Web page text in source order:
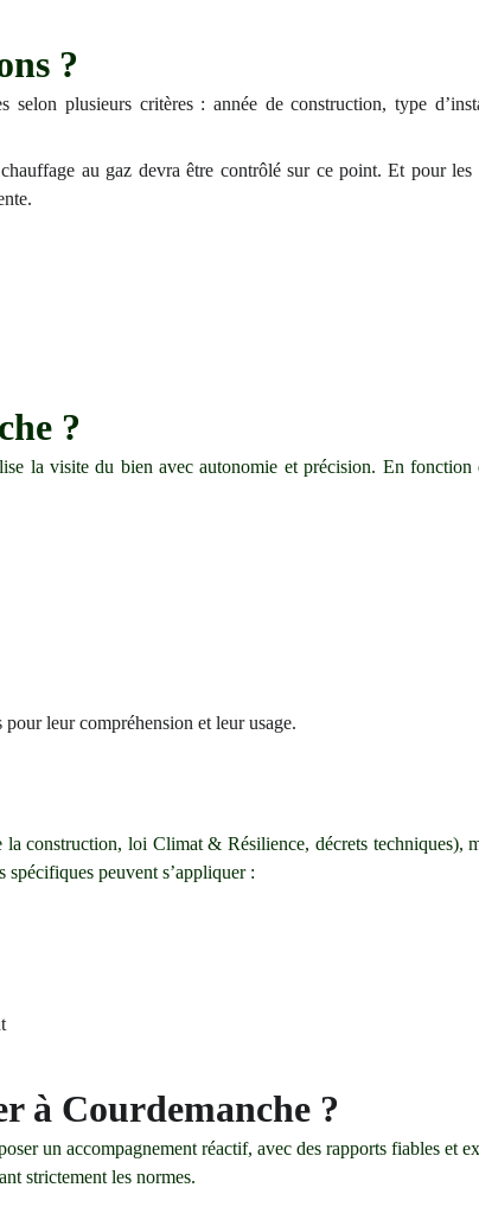
?
plusieurs critères : année de construction, type
au gaz devra être contrôlé sur ce point. Et pour les
?
la visite du bien avec autonomie et précision. En fonction
leur compréhension et leur usage.
construction, loi Climat & Résilience, décrets techniques),
peuvent s’appliquer :
à Courdemanche ?
un accompagnement réactif, avec des rapports fiables et
strictement les normes.